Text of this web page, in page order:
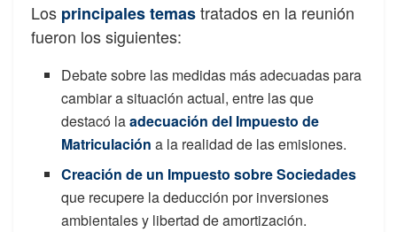
Los principales temastratados en la reunión
fueron los siguientes:
Debate sobre las medidas más adecuadas para
cambiar a situación actual, entre las que
destacó laadecuación del Impuesto de
Matriculación a la realidad de las emisiones.
Creación de un Impuesto sobre Sociedades
que recupere la deducción por inversiones
ambientales y libertad de amortización.